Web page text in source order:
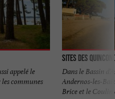
appelé le
communes
Sites des
Dans le Bassin
Andernos-les-
Brice et le Coulin